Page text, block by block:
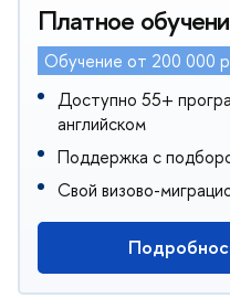
Платное
Обучение от 200 000
Доступно 55+
английском
Поддержка с
Свой визово-